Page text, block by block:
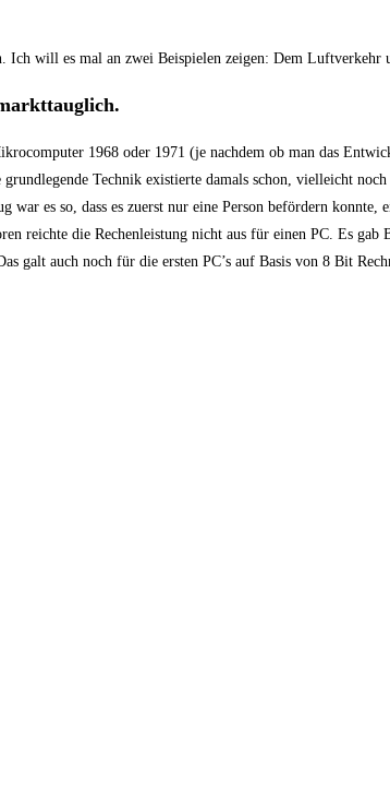
Ich will es mal an zwei Beispielen zeigen: Dem Luftverkehr
1968 oder 1971 (je nachdem ob man das
Technik existierte damals schon, vielleicht
es so, dass es zuerst nur eine Person befördern konnte,
reichte die Rechenleistung nicht aus für einen PC. Es
galt auch noch für die ersten PC’s auf Basis von 8 Bit